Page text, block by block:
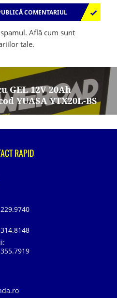
spamul.Află cum sunt
tale.
GEL 12V 20Ah
YUASA YTX20L-BS
RAPID